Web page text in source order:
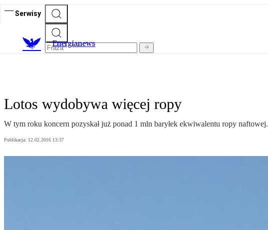
Serwisy
Energianews
Lotos wydobywa więcej ropy
W tym roku koncern pozyskał już ponad 1 mln baryłek ekwiwalentu ropy naftowej.
Publikacja: 12.02.2016 13:37